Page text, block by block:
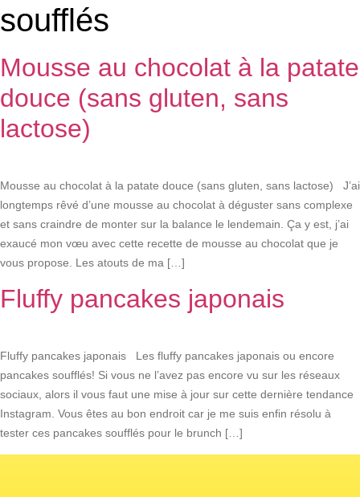
soufflés
Mousse au chocolat à la patate
douce (sans gluten, sans
lactose)
Mousse au chocolat à la patate douce (sans gluten, sans lactose) J’ai
longtemps rêvé d’une mousse au chocolat à déguster sans complexe
et sans craindre de monter sur la balance le lendemain. Ça y est, j’ai
exaucé mon vœu avec cette recette de mousse au chocolat que je
vous propose. Les atouts de ma […]
Fluffy pancakes japonais
Fluffy pancakes japonais Les fluffy pancakes japonais ou encore
pancakes soufflés! Si vous ne l’avez pas encore vu sur les réseaux
sociaux, alors il vous faut une mise à jour sur cette dernière tendance
Instagram. Vous êtes au bon endroit car je me suis enfin résolu à
tester ces pancakes soufflés pour le brunch […]